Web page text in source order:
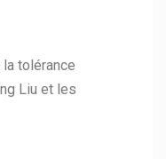
tolérance
Liu et les